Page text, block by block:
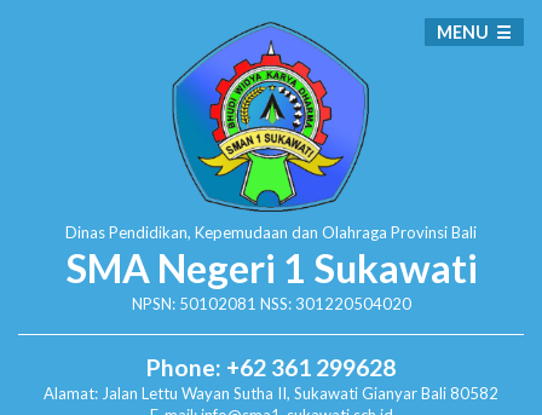
Dinas Pendidikan, Kepemudaan dan Olahraga Provinsi Bali
SMA Negeri 1 Sukawati
NPSN: 50102081 NSS: 301220504020
Phone: +62 361 299628
Alamat: Jalan Lettu Wayan Sutha II, SukawatiGianyar Bali 80582
MENU